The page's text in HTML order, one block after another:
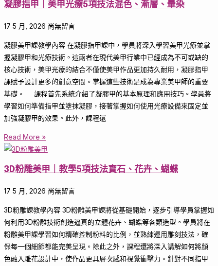
凝膠指甲｜美甲光療5項技法混色、漸層、暈染
17 5 月, 2026 尚無留言
凝膠美甲課教學內容 在凝膠指甲課中，學員將深入學習美甲光療並掌
握凝膠甲和光療技術。這兩者在現代美甲行業中已經成為不可或缺的
核心技術，美甲光療的結合不僅使美甲作品更加持久耐用，凝膠指甲
課賦予設計更多的創意空間。掌握這些技術是成為專業美甲師的重要
基礎。 課程首先系統介紹了凝膠甲的基本原理和應用技巧。學員將
學習如何準備指甲並塗抹凝膠，接著掌握如何使用光療設備來固定並
加強凝膠甲的效果。此外，課程還
Read More »
3D粉雕美甲｜教學5項技法寶石、花卉、蝴蝶
17 5 月, 2026 尚無留言
3D粉雕課教學內容 3D粉雕美甲課將從基礎開始，逐步引導學員掌握如
何利用3D粉雕技術創造逼真的立體花卉、蝴蝶等各類造型。學員將在
粉雕美甲課學習如何精確控制粉料的比例，並熟練運用雕刻技法，確
保每一個細節都能完美呈現。除此之外，課程還將深入講解如何將顏
色融入雕花設計中，使作品更具層次感和視覺衝擊力。針對不同指甲